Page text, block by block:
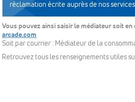
réclamation écrite auprès de nos
Vous pouvez ainsi saisir le médiateur soit
arcade.com
Soit par courrier : Médiateur de la
Retrouvez tous les renseignements utiles